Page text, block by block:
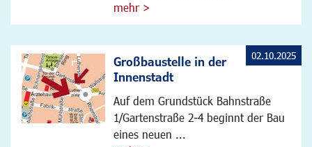
mehr >
Großbaustelle in der
Innenstadt
Auf dem Grundstück Bahnstraße
1/Gartenstraße 2-4 beginnt der Bau
eines neuen ...
02.10.2025